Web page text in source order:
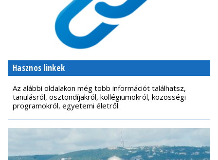
Hasznos linkek
Az alábbi oldalakon még több információt találhatsz,
tanulásról, ösztöndíjakról, kollégiumokról, közösségi
programokról, egyetemi életről.